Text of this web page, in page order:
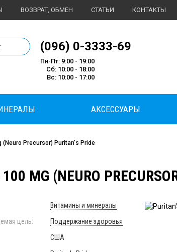
ВОЗВРАТ, ОБМЕН СТАТЬИ КОНТАКТЫ
спортивного питания
(096) 0-3333-69
Пн-Пт: 9:00 - 19:00
Сб: 10:00 - 18:00
Вс: 10:00 - 17:00
АКСЕССУАРЫ
(Neuro Precursor) Puritan's Pride
MG (NEURO
Витамины и минералы
цель:
Поддержание здоровья
США